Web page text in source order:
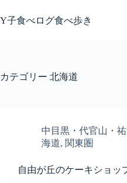
ン
ス
Y子食べログ食べ歩き
カテゴリー 北海道
中目黒・代官山・
海道, 関東圏
自由が丘のケーキショッ